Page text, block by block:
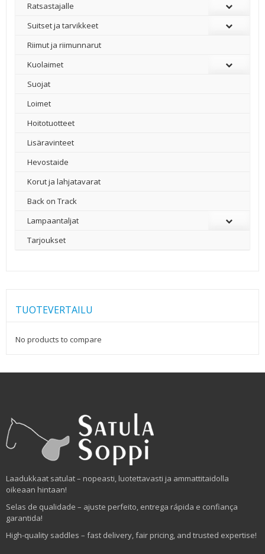
Ratsastajalle
Suitset ja tarvikkeet
Riimut ja riimunnarut
Kuolaimet
Suojat
Loimet
Hoitotuotteet
Lisäravinteet
Hevostaide
Korut ja lahjatavarat
Back on Track
Lampaantaljat
Tarjoukset
TUOTEVERTAILU
No products to compare
Laadukkaat satulat – nopeasti, luotettavasti ja ammattitaidolla
oikeaan hintaan!
Selas de qualidade – ajuste perfeito, entrega rápida e confiança
garantida!
High-quality saddles – fast delivery, fair pricing, and trusted expertise!